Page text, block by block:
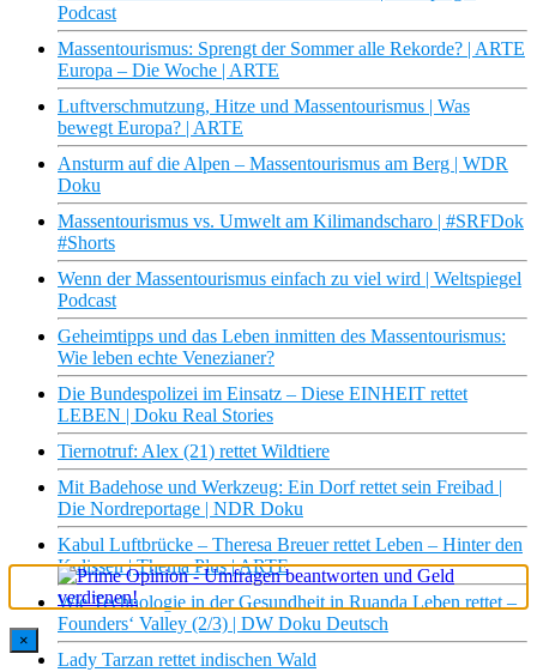
Podcast
Massentourismus: Sprengt der Sommer alle Rekorde? | ARTE
Europa – Die Woche | ARTE
Luftverschmutzung, Hitze und Massentourismus | Was
bewegt Europa? | ARTE
Ansturm auf die Alpen – Massentourismus am Berg | WDR
Doku
Massentourismus vs. Umwelt am Kilimandscharo | #SRFDok
#Shorts
Wenn der Massentourismus einfach zu viel wird | Weltspiegel
Podcast
Geheimtipps und das Leben inmitten des Massentourismus:
Wie leben echte Venezianer?
Die Bundespolizei im Einsatz – Diese EINHEIT rettet
LEBEN | Doku Real Stories
Tiernotruf: Alex (21) rettet Wildtiere
Mit Badehose und Werkzeug: Ein Dorf rettet sein Freibad |
Die Nordreportage | NDR Doku
Kabul Luftbrücke – Theresa Breuer rettet Leben – Hinter den
Kulissen | Thema Plus | ARTE
Wie Technologie in der Gesundheit in Ruanda Leben rettet –
Founders‘ Valley (2/3) | DW Doku Deutsch
Lady Tarzan rettet indischen Wald
×